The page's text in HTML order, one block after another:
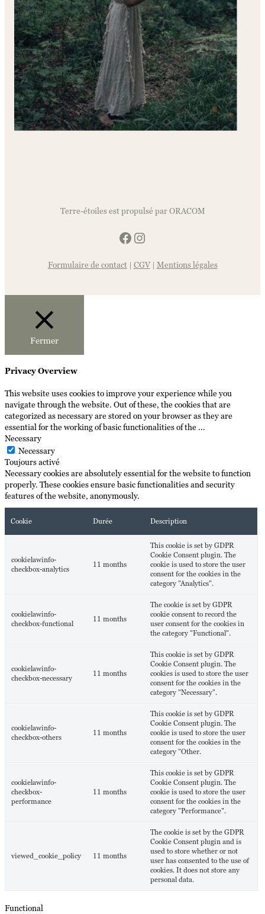
Terre-étoiles est propulsé par ORACOM
Facebook
Instagram
Formulaire de contact| CGV| Mentions légales
Fermer
Privacy Overview
This website uses cookies to improve your experience while you
navigate through the website. Out of these, the cookies that are
categorized as necessary are stored on your browser as they are
essential for the working of basic functionalities of the ...
Necessary
Necessary
Toujours activé
Necessary cookies are absolutely essential for the website to function
properly. These cookies ensure basic functionalities and security
features of the website, anonymously.
Cookie Durée Description
cookielawinfo-
checkbox-analytics
11 months
This cookie is set by GDPR
Cookie Consent plugin. The
cookie is used to store the user
consent for the cookies in the
category "Analytics".
cookielawinfo-
checkbox-functional
11 months
The cookie is set by GDPR
cookie consent to record the
user consent for the cookies in
the category "Functional".
cookielawinfo-
checkbox-necessary
11 months
This cookie is set by GDPR
Cookie Consent plugin. The
cookies is used to store the user
consent for the cookies in the
category "Necessary".
cookielawinfo-
checkbox-others
11 months
This cookie is set by GDPR
Cookie Consent plugin. The
cookie is used to store the user
consent for the cookies in the
category "Other.
cookielawinfo-
checkbox-
performance
11 months
This cookie is set by GDPR
Cookie Consent plugin. The
cookie is used to store the user
consent for the cookies in the
category "Performance".
viewed_cookie_policy 11 months
The cookie is set by the GDPR
Cookie Consent plugin and is
used to store whether or not
user has consented to the use of
cookies. It does not store any
personal data.
Functional